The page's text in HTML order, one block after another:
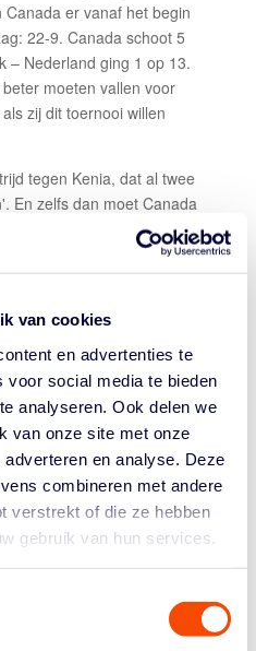
van cookies
en advertenties te
voor social media te bieden
analyseren. Ook delen we
van onze site met onze
en analyse. Deze
combineren met andere
verstrekt of die ze hebben
gebruik van hun services.
er vanaf het begin
22-9. Canada schoot 5
– Nederland ging 1 op 13.
moeten vallen voor
zij dit toernooi willen
tegen Kenia, dat al twee
En zelfs dan moet Canada
aangezien deze uitslag
Duimen voor de
hopelijk een 'wake up
TWEEPUNTERS VAN JANIS
IN NEDERLANDS
de wedstrijd: "Om een
we gestart zijn. Onze
perfect uit.